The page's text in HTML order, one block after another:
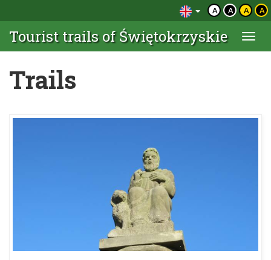
A A A A
Tourist trails of Świętokrzyskie
Trails